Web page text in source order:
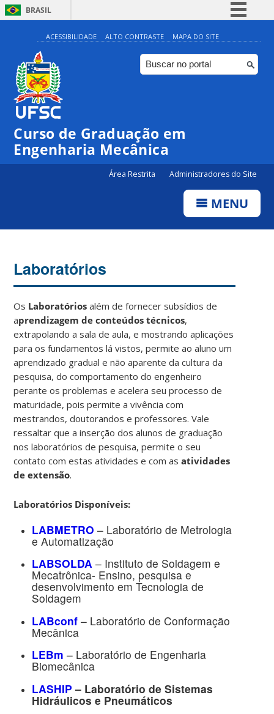
BRASIL
Simplifique!
Comunica BR
Participe
Canais
ACESSIBILIDADE ALTO CONTRASTE MAPA DO SITE
Curso de Graduação em
Engenharia Mecânica
Área Restrita Administradores do Site
MENU
Laboratórios
Os Laboratórios além de fornecer subsídios de
aprendizagem de conteúdos técnicos,
extrapolando a sala de aula, e mostrando aplicações
para os fundamentos lá vistos, permite ao aluno um
aprendizado gradual e não aparente da cultura da
pesquisa, do comportamento do engenheiro
perante os problemas e acelera seu processo de
maturidade, pois permite a vivência com
mestrandos, doutorandos e professores. Vale
ressaltar que a inserção dos alunos de graduação
nos laboratórios de pesquisa, permite o seu
contato com estas atividades e com asatividades
de extensão.
Laboratórios Disponíveis:
LABMETRO – Laboratório de Metrologia
e Automatização
LABSOLDA – Instituto de Soldagem e
Mecatrônica- Ensino, pesquisa e
desenvolvimento em Tecnologia de
Soldagem
LABconf – Laboratório de Conformação
Mecânica
LEBm – Laboratório de Engenharia
Biomecânica
LASHIP – Laboratório de Sistemas
Hidráulicos e Pneumáticos